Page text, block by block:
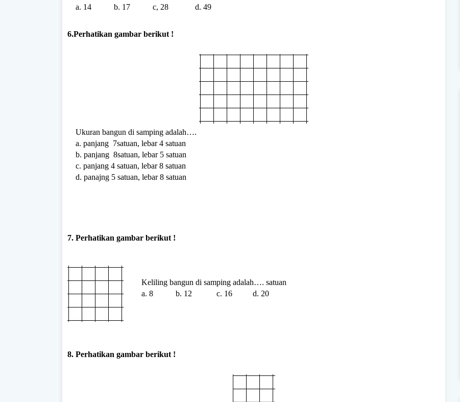
a. 14 b. 17 c, 28 d. 49
6.Perhatikan gambar berikut !
Ukuran bangun di samping adalah….
a. panjang 7satuan, lebar 4 satuan
b. panjang 8satuan, lebar 5 satuan
c. panjang 4 satuan, lebar 8 satuan
d. panajng 5 satuan, lebar 8 satuan
7. Perhatikan gambar berikut !
Keliling bangun di samping adalah…. satuan
a. 8 b. 12 c. 16 d. 20
8. Perhatikan gambar berikut !